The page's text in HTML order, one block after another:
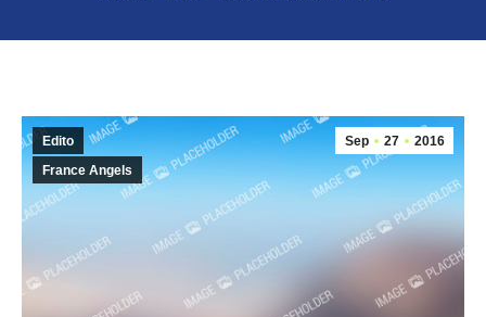
Sep 27 2016
Edito
France Angels